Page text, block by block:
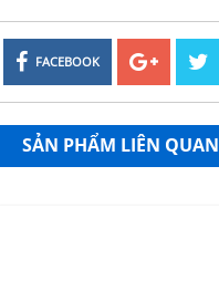
FACEBOOK
SẢN PHẨM LIÊN QUAN